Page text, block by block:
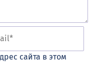
сайта в этом